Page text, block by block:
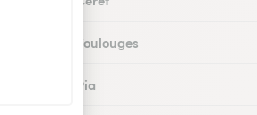
Fleuristes à Toulouges
Fleuristes à Pia